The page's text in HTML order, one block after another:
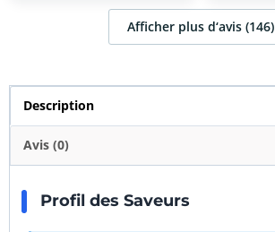
Afficher plus d‘avis (146)
Description
Avis (0)
Profil des Saveurs